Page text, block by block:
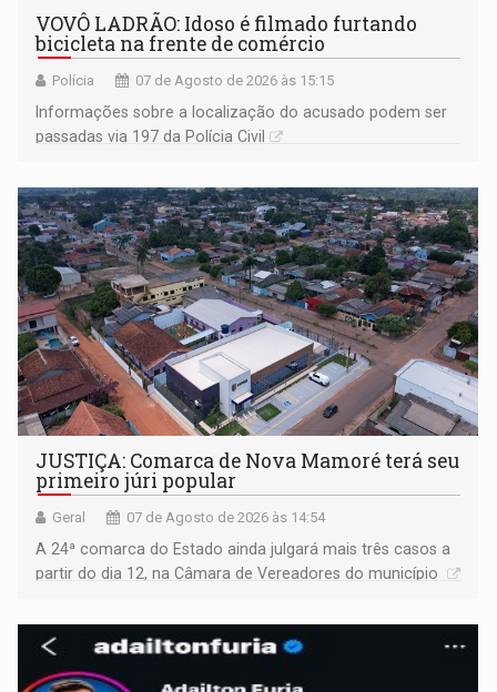
VOVÔ LADRÃO: Idoso é filmado furtando
bicicleta na frente de comércio
Polícia 07 de Agosto de 2026 às 15:15
Informações sobre a localização do acusado podem ser
passadas via 197 da Polícia Civil
JUSTIÇA: Comarca de Nova Mamoré terá seu
primeiro júri popular
Geral 07 de Agosto de 2026 às 14:54
A 24ª comarca do Estado ainda julgará mais três casos a
partir do dia 12, na Câmara de Vereadores do município